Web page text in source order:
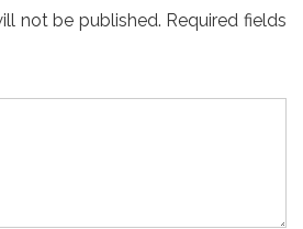
not be published. Required fields